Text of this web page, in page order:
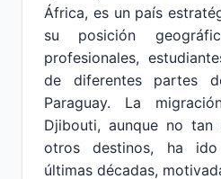
África, es un país
su posición
profesionales,
de diferentes partes
Paraguay. La
Djibouti, aunque no tan
otros destinos, ha
últimas décadas,